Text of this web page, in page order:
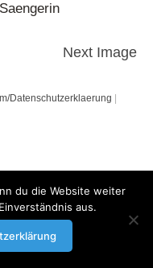
Next Image
Datenschutzerklaerung
du die Website weiter
aus.